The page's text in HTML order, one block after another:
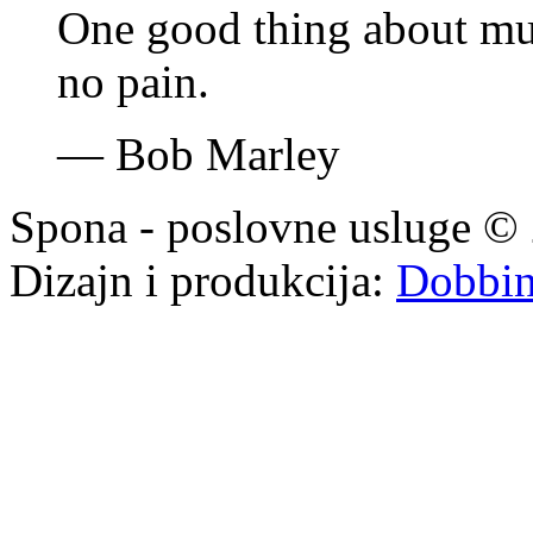
One good thing about
no pain.
—Bob Marley
Spona - poslovne usluge
Dizajn i produkcija: